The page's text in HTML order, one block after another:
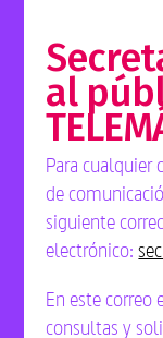
al
Para cualquier
de
siguiente
electrónico:
En este correo
consultas y